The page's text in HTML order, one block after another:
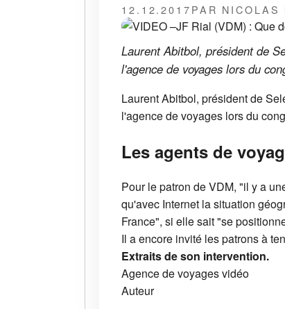
12.12.2017PAR NICOLAS
Laurent Abitbol, président de
l'agence de voyages lors du
Laurent Abitbol, président de
l'agence de voyages lors du
Les agents de
Pour le patron de VDM, "il y a
qu'avec Internet la situation
France", si elle sait "se
Il a encore invité les patrons à
Extraits de son intervention.
Agence de voyagesvidéo
Auteur